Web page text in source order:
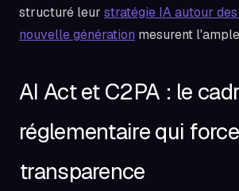
structuré leur stratégie IA autour
nouvelle génération mesurent
AI Act et C2PA : le
réglementaire qui
transparence